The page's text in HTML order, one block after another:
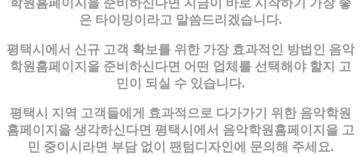
은 타이밍이라고 말씀드리겠습니다.
평택시에서 신규 고객 확보를 위한 가장 효과적인 방법인 음악
학원홈페이지을 준비하신다면 어떤 업체를 선택해야 할지 고
민이 되실 수 있습니다.
평택시 지역 고객들에게 효과적으로 다가가기 위한 음악학원
홈페이지을 생각하신다면 평택시에서 음악학원홈페이지을 고
민 중이시라면 부담 없이 팬텀디자인에 문의해 주세요.